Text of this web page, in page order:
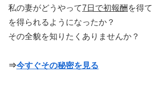
私の妻がどうやって7日で初報酬 を得て
を得られるようになったか？
その全貌を知りたくありませんか？
⇒今すぐその秘密を見る